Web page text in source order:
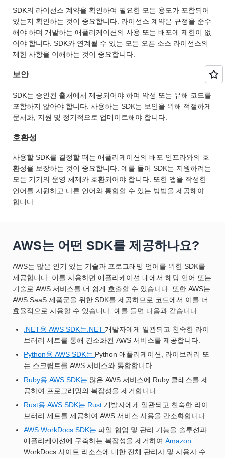
SDK의 라이선스 계약을 확인하여 필요한 모든 용도가 포함되어
있는지 확인하는 것이 중요합니다. 라이선스 계약은 규정을 준수
해야 하며 개발하는 애플리케이션의 사용 또는 배포에 제한이 없
어야 합니다. SDK와 연계될 수 있는 모든 오픈 소스 라이선스의
제한 사항을 이해하는 것이 중요합니다.
보안
SDK는 승인된 출처에서 제공되어야 하며 악성 또는 유해 코드를
포함하지 않아야 합니다. 사용하는 SDK는 보안을 위해 적절하게
문서화, 지원 및 정기적으로 업데이트해야 합니다.
호환성
사용할 SDK를 결정할 때는 애플리케이션의 배포 인프라와의 호
환성을 보장하는 것이 중요합니다. 예를 들어 SDK는 지원하려는
모든 기기의 운영 체제와 호환되어야 합니다. 또한 앱을 작성한
언어를 지원하고 다른 언어와 통합할 수 있는 방법을 제공해야
합니다.
AWS는 어떤 SDK를 제공하나요?
AWS는 많은 인기 있는 기술과 프로그래밍 언어를 위한 SDK를
제공합니다. 이를 사용하면 애플리케이션 내에서 해당 언어 또는
기술로 AWS 서비스를 더 쉽게 호출할 수 있습니다. 또한 AWS는
AWS SaaS 제품군을 위한 SDK를 제공하므로 코드에서 이를 더
효율적으로 사용할 수 있습니다. 예를 들면 다음과 같습니다.
.NET용 AWS SDK는.NET 개발자에게 일관되고 친숙한 라이
브러리 세트를 통해 간소화된 AWS 서비스를 제공합니다.
Python용 AWS SDK는 Python 애플리케이션, 라이브러리 또
는 스크립트를 AWS 서비스와 통합합니다.
Ruby용 AWS SDK는 많은 AWS 서비스에 Ruby 클래스를 제
공하여 프로그래밍의 복잡성을 제거합니다.
Rust용 AWS SDK는 Rust 개발자에게 일관되고 친숙한 라이
브러리 세트를 제공하여 AWS 서비스 사용을 간소화합니다.
AWS WorkDocs SDK는 파일 협업 및 관리 기능을 솔루션과
애플리케이션에 구축하는 복잡성을 제거하여 Amazon
WorkDocs 사이트 리소스에 대한 전체 관리자 및 사용자 수